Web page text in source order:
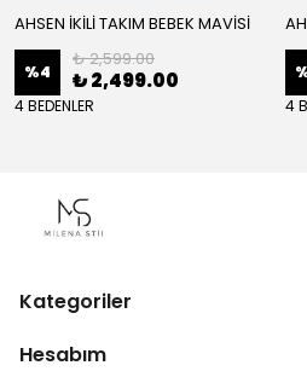
AHSEN İKİLİ TAKIM BEBEK MAVİSİ
%4
₺ 2,599.00
₺ 2,499.00
4 BEDENLER 4
Kategoriler
Hesabım